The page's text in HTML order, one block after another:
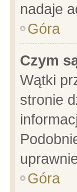
nadaje
Góra
Czym
Wątki
stronie
Góra